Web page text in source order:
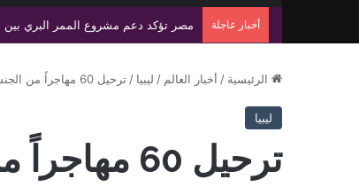
أخبار عاجلة مصر تؤكد دعم مشروع الممر البري بين
الرئيسية / أخبار العالم / ليبيا / ترحيل 60 مهاجراً من الجنسية السودانية إلى بنغازي
ليبيا
ترحيل 60